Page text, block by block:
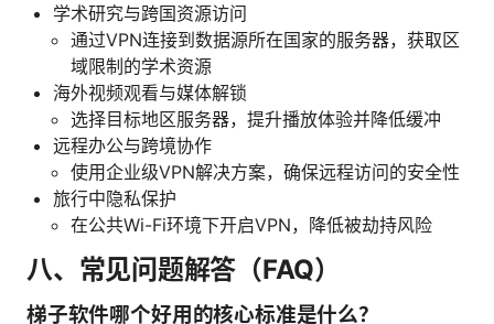
学术研究与跨国资源访问
通过VPN连接到数据源所在国家的服务器，获取区
域限制的学术资源
海外视频观看与媒体解锁
选择目标地区服务器，提升播放体验并降低缓冲
远程办公与跨境协作
使用企业级VPN解决方案，确保远程访问的安全性
旅行中隐私保护
在公共Wi-Fi环境下开启VPN，降低被劫持风险
八、常见问题解答（FAQ）
梯子软件哪个好用的核心标准是什么？